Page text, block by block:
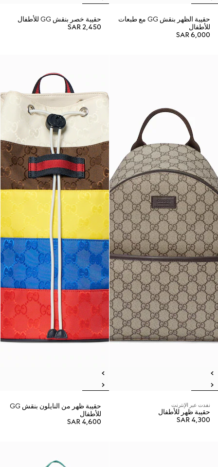
حقيبة الظهر بنقش GG مع طبعات
للأطفال
SAR 6,000
حقيبة خصر بنقش GG للأطفال
SAR 2,450
نفدت عبر الإنترنت
حقيبة ظهر للأطفال
SAR 4,300
حقيبة ظهر من النايلون بنقش GG
للأطفال
SAR 4,600